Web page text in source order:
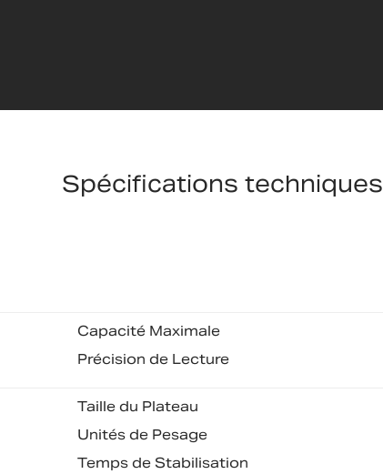
Spécifications techniques
Capacité Maximale
Précision de Lecture
Taille du Plateau
Unités de Pesage
Temps de Stabilisation